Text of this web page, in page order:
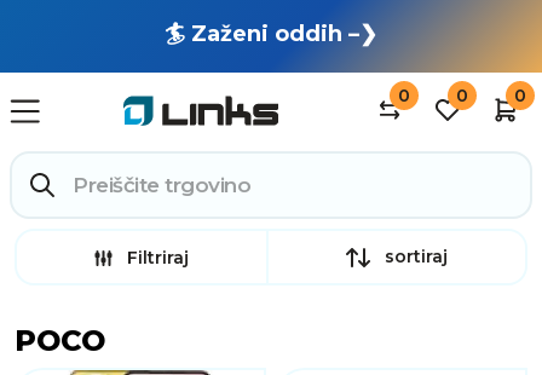
🏄 Zaženi oddih –❯
0 0 0
Filtriraj sortiraj
POCO